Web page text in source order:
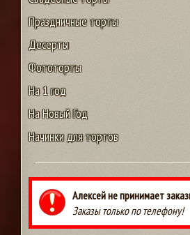
Праздничные торты
Десерты
Фототорты
На 1 год
На Новый Год
Начинки для тортов
Алексей не принимает
Заказы только по телефону!